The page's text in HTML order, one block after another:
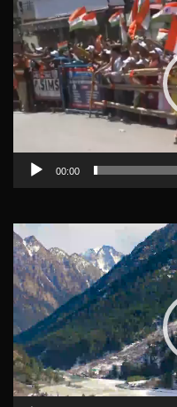
Player
00:00
Video
Player